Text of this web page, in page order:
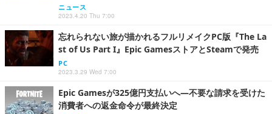
ニュース
2023.4.20 Thu 7:00
忘れられない旅が描かれるフルリメイクPC版『The La
st of Us Part I』Epic GamesストアとSteamで発売
PC
2023.3.29 Wed 7:00
Epic Gamesが325億円支払いへ―不要な請求を受けた
消費者への返金命令が最終決定